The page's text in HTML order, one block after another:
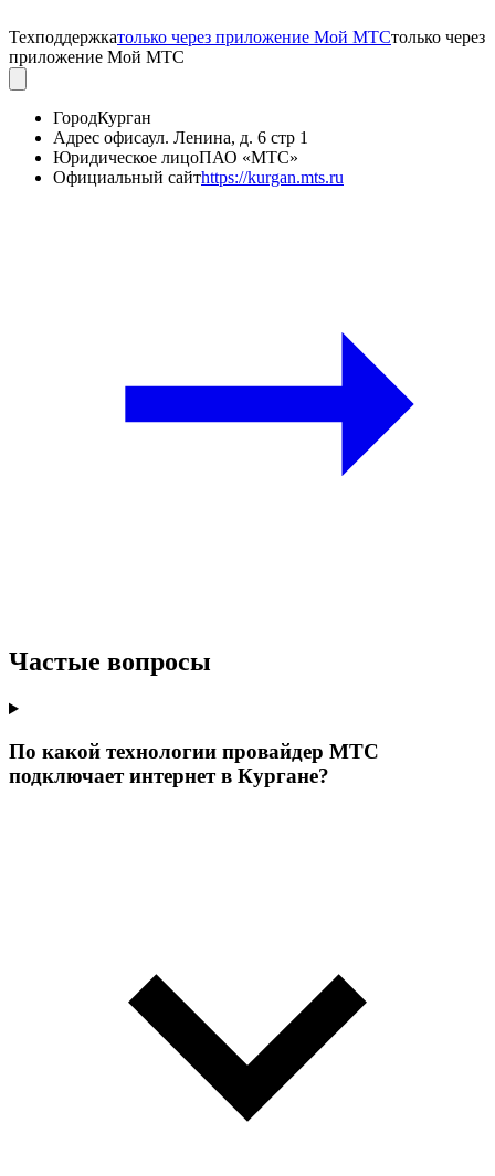
Техподдержкатолько через приложение Мой МТСтолько через
приложение Мой МТС
ГородКурган
Адрес офисаул. Ленина, д. 6 стр 1
Юридическое лицоПАО «МТС»
Официальный сайтhttps://kurgan.mts.ru
Частые вопросы
По какой технологии провайдер МТС
подключает интернет в Кургане?